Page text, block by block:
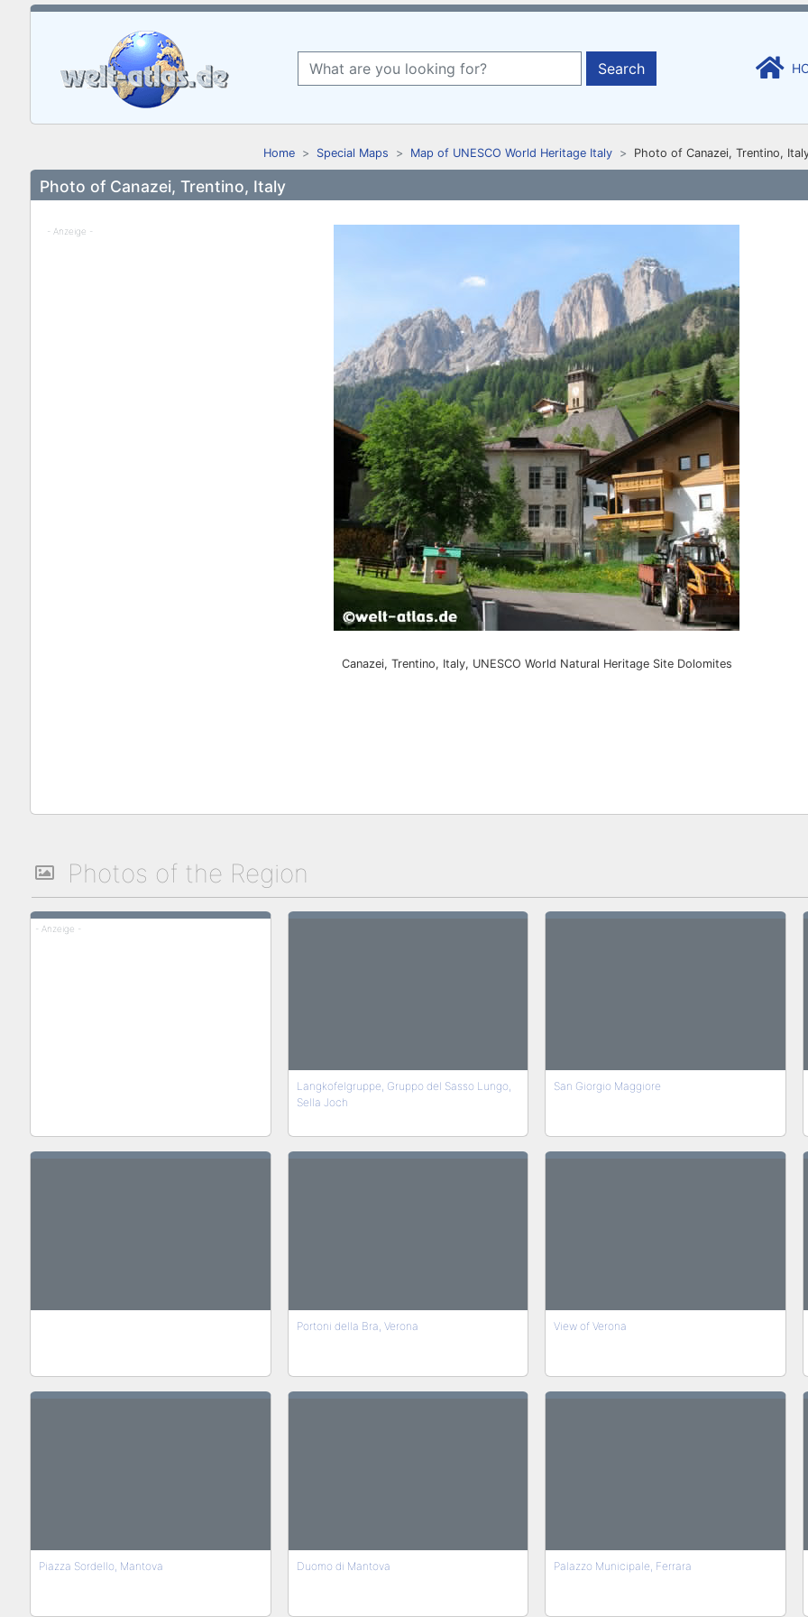
Search
Home Special Maps Map of UNESCO World Heritage Italy Photo of Canazei, Trentino,
Photo of Canazei, Trentino, Italy
- Anzeige -
Canazei, Trentino, Italy, UNESCO World Natural Heritage Site Dolomites
Photos of the Region
- Anzeige -
Langkofelgruppe, Gruppo del Sasso Lungo,
Sella Joch
San Giorgio Maggiore
Portoni della Bra, Verona View of Verona
Piazza Sordello, Mantova Duomo di Mantova Palazzo Municipale, Ferrara